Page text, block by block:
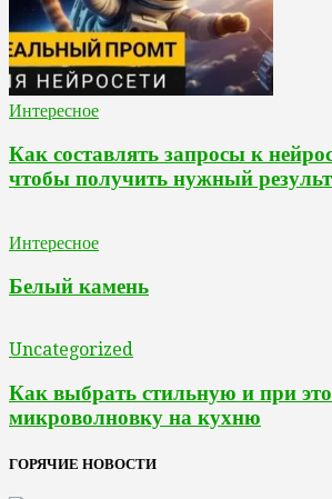
Интересное
Как составлять запросы к
чтобы получить нужный
Интересное
Белый камень
Uncategorized
Как выбрать стильную и при
микроволновку на кухню
ГОРЯЧИЕ НОВОСТИ